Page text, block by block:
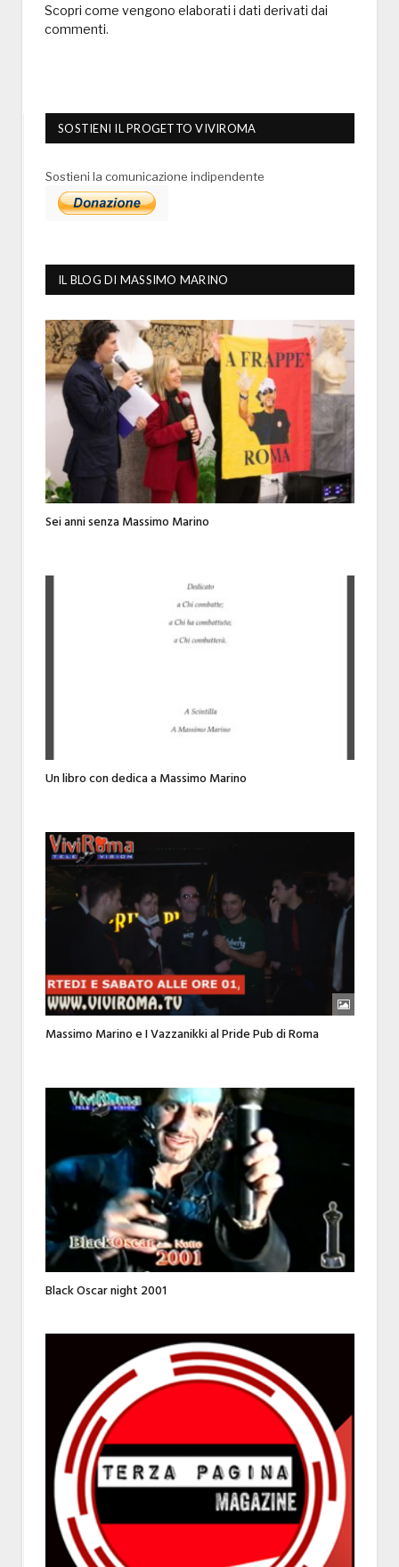
Scopri come vengono elaborati i dati derivati dai
commenti.
SOSTIENI IL PROGETTO VIVIROMA
Sostieni la comunicazione indipendente
IL BLOG DI MASSIMO MARINO
Sei anni senza Massimo Marino
Un libro con dedica a Massimo Marino
Massimo Marino e I Vazzanikki al Pride Pub di Roma
Black Oscar night 2001